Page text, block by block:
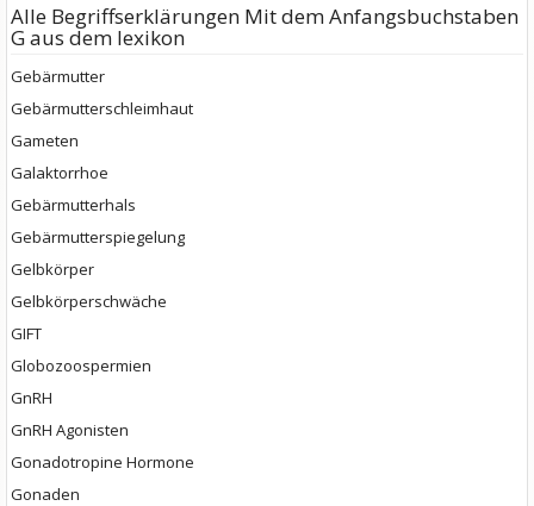
Alle Begriffserklärungen Mit dem Anfangsbuchstaben
G aus dem lexikon
Gebärmutter
Gebärmutterschleimhaut
Gameten
Galaktorrhoe
Gebärmutterhals
Gebärmutterspiegelung
Gelbkörper
Gelbkörperschwäche
GIFT
Globozoospermien
GnRH
GnRH Agonisten
Gonadotropine Hormone
Gonaden